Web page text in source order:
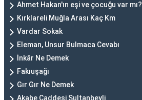
Ahmet Hakan'ın eşi ve çocuğu var mı?
Kırklareli Muğla Arası Kaç Km
Vardar Sokak
Eleman, Unsur Bulmaca Cevabı
İnkâr Ne Demek
Fakıuşağı
Gır Gır Ne Demek
Akabe Caddesi Sultanbeyli